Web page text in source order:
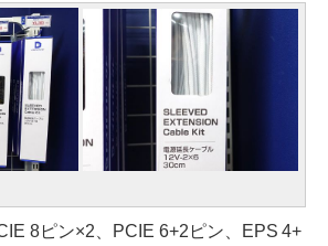
8ピン×2、PCIE 6+2ピン、EPS 4+